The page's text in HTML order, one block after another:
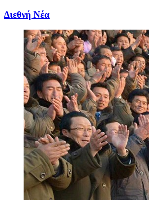
Διεθνή Νέα